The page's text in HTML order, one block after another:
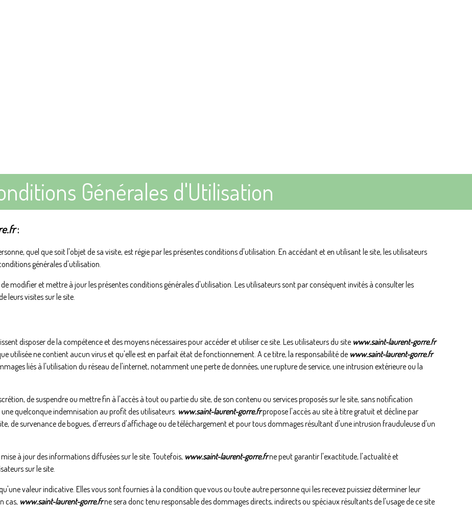
Générales d'Utilisation
:
quel que soit l'objet de sa visite, est régie par les présentes conditions d'utilisation. En accédant et en utilisant le site, les utilisateurs
générales d'utilisation.
modifier et mettre à jour les présentes conditions générales d'utilisation. Les utilisateurs sont par conséquent invités à consulter les
leurs visites sur le site.
disposer de la compétence et des moyens nécessaires pour accéder et utiliser ce site. Les utilisateurs du site www.saint-laurent-gorre.fr
utilisée ne contient aucun virus et qu'elle est en parfait état de fonctionnement. A ce titre, la responsabilité de www.saint-laurent-gorre.fr
liés à l'utilisation du réseau de l'internet, notamment une perte de données, une rupture de service, une intrusion extérieure ou la
de suspendre ou mettre fin à l'accès à tout ou partie du site, de son contenu ou services proposés sur le site, sans notification
quelconque indemnisation au profit des utilisateurs. www.saint-laurent-gorre.frpropose l'accès au site à titre gratuit et décline par
de survenance de bogues, d'erreurs d'affichage ou de téléchargement et pour tous dommages résultant d'une intrusion frauduleuse d'un
à jour des informations diffusées sur le site. Toutefois, www.saint-laurent-gorre.frne peut garantir l'exactitude, l'actualité et
sur le site.
valeur indicative. Elles vous sont fournies à la condition que vous ou toute autre personne qui les recevez puissiez déterminer leur
cas, www.saint-laurent-gorre.frne sera donc tenu responsable des dommages directs, indirects ou spéciaux résultants de l'usage de ce site